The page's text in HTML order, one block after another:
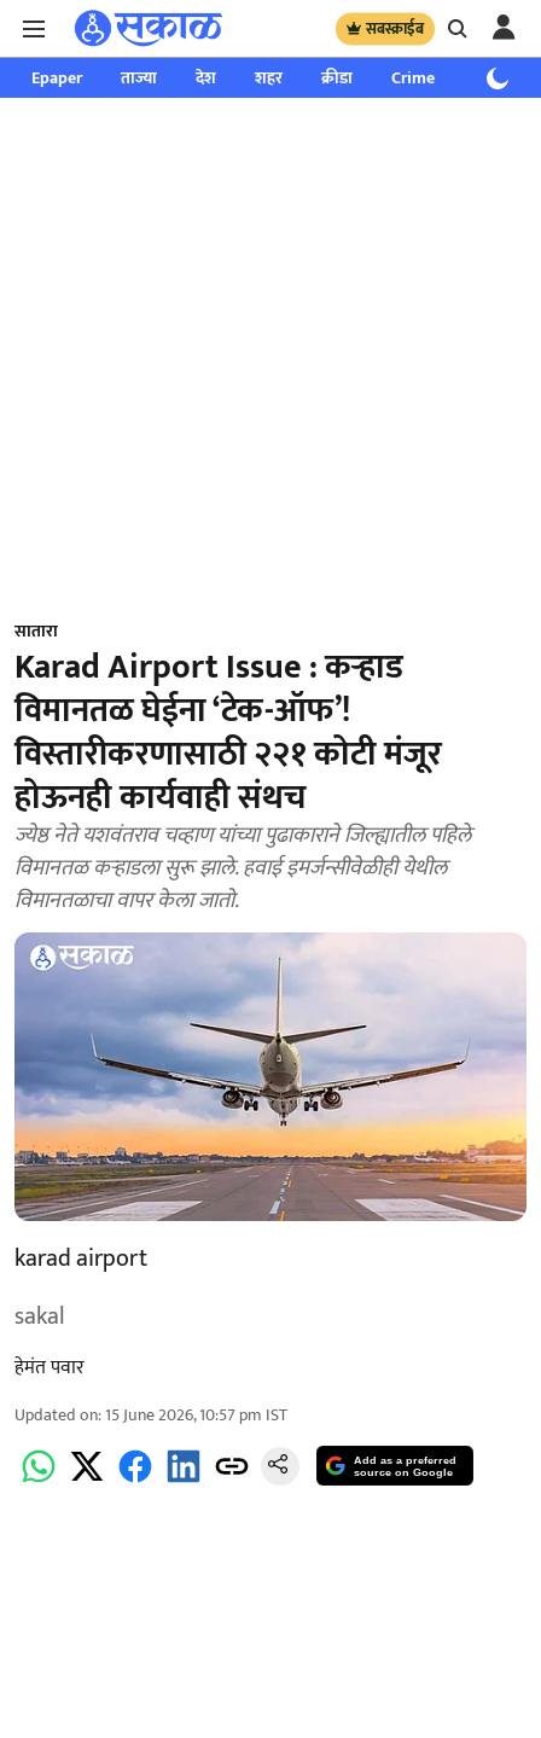
सबस्क्राईब
Epaper ताज्या देश शहर क्रीडा Crime साप्ताहिक
सातारा
Karad Airport Issue : कऱ्हाड
विमानतळ घेईना ‘टेक-ऑफ’!
विस्तारीकरणासाठी २२१ कोटी मंजूर
होऊनही कार्यवाही संथच
ज्येष्ठ नेते यशवंतराव चव्हाण यांच्या पुढाकाराने जिल्ह्यातील पहिले
विमानतळ कऱ्हाडला सुरू झाले. हवाई इमर्जन्सीवेळीही येथील
विमानतळाचा वापर केला जातो.
karad airport
sakal
हेमंत पवार
Updated on:15 June 2026, 10:57 pm IST
Add as a preferred
source on Google